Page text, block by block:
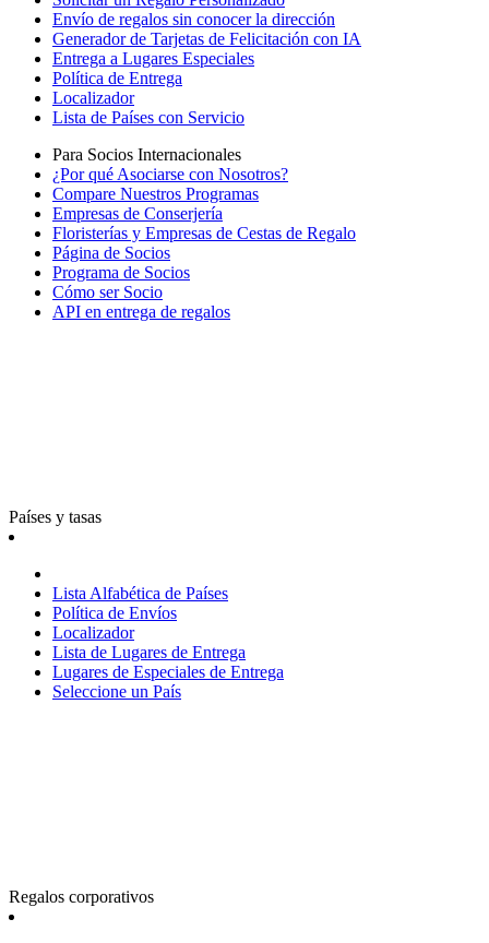
Envío de regalos sin conocer la dirección
Generador de Tarjetas de Felicitación con IA
Entrega a Lugares Especiales
Política de Entrega
Localizador
Lista de Países con Servicio
Para Socios Internacionales
¿Por qué Asociarse con Nosotros?
Compare Nuestros Programas
Empresas de Conserjería
Floristerías y Empresas de Cestas de Regalo
Página de Socios
Programa de Socios
Cómo ser Socio
API en entrega de regalos
Países y tasas
Lista Alfabética de Países
Política de Envíos
Localizador
Lista de Lugares de Entrega
Lugares de Especiales de Entrega
Seleccione un País
Regalos corporativos